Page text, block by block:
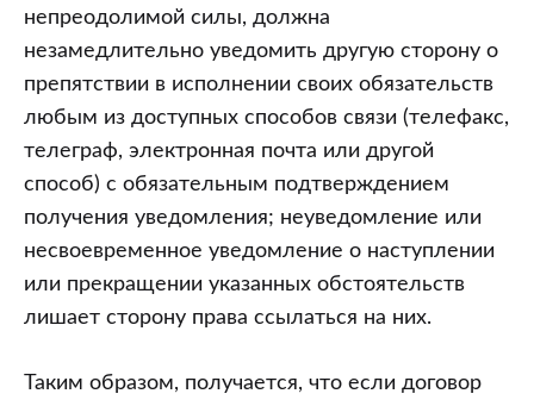
непреодолимой силы, должна
незамедлительно уведомить другую сторону о
препятствии в исполнении своих обязательств
любым из доступных способов связи (телефакс,
телеграф, электронная почта или другой
способ) с обязательным подтверждением
получения уведомления; неуведомление или
несвоевременное уведомление о наступлении
или прекращении указанных обстоятельств
лишает сторону права ссылаться на них.
Таким образом, получается, что если договор